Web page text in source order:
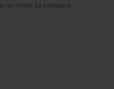
no items to compare.